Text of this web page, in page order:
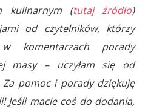
kulinarnym (tutaj źródło)
od czytelników, którzy
w komentarzach porady
masy – uczyłam się od
Za pomoc i porady dziękuję
Jeśli macie coś do dodania,